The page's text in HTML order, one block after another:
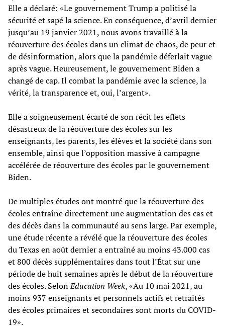
Elle a déclaré: «Le gouvernement Trump a politisé la
sécurité et sapé la science. En conséquence, d’avril dernier
jusqu’au 19 janvier 2021, nous avons travaillé à la
réouverture des écoles dans un climat de chaos, de peur et
de désinformation, alors que la pandémie déferlait vague
après vague. Heureusement, le gouvernement Biden a
changé de cap. Il combat la pandémie avec la science, la
vérité, la transparence et, oui, l’argent».
Elle a soigneusement écarté de son récit les effets
désastreux de la réouverture des écoles sur les
enseignants, les parents, les élèves et la société dans son
ensemble, ainsi que l’opposition massive à campagne
accélérée de réouverture des écoles par le gouvernement
Biden.
De multiples études ont montré que la réouverture des
écoles entraîne directement une augmentation des cas et
des décès dans la communauté au sens large. Par exemple,
une étude récente a révélé que la réouverture des écoles
du Texas en août dernier a entraîné au moins 43.000 cas
et 800 décès supplémentaires dans tout l’État sur une
période de huit semaines après le début de la réouverture
des écoles. SelonEducation Week, «Au 10 mai 2021, au
moins 937 enseignants et personnels actifs et retraités
des écoles primaires et secondaires sont morts du COVID-
19».